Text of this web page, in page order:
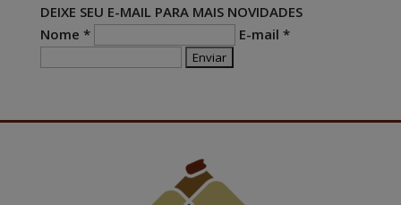
DEIXE SEU E-MAIL PARA MAIS NOVIDADES
Nome *
E-mail *